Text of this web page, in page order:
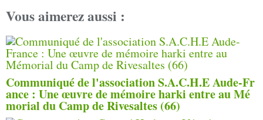
Vous aimerez aussi :
Communiqué de l'association S.A.C.H.E Aude-Fr
ance : Une œuvre de mémoire harki entre au Mé
morial du Camp de Rivesaltes (66)